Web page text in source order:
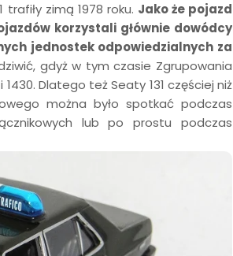
zimą 1978 roku. Jako że pojazd
korzystali głównie dowódcy
jednostek odpowiedzialnych za
gdyż w tym czasie Zgrupowania
Dlatego też Seaty 131 częściej niż
można było spotkać podczas
lub po prostu podczas